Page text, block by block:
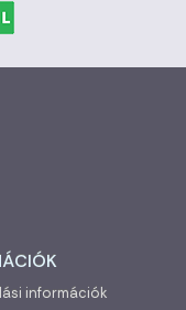
információk